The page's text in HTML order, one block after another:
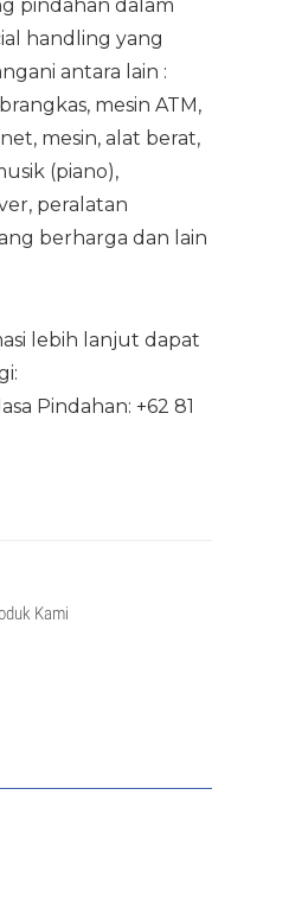
pindahan dalam
handling yang
antara lain :
mesin ATM,
mesin, alat berat,
(piano),
peralatan
berharga dan lain
lebih lanjut dapat
Pindahan: +62 81